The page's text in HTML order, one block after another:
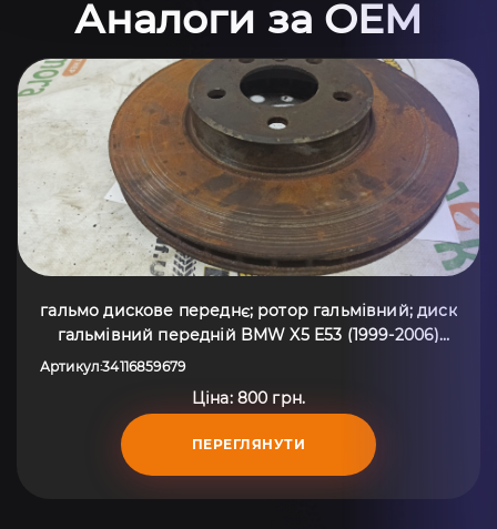
Аналоги за OEM
гальмо дискове переднє; ротор гальмівний; диск
гальмівний передній BMW X5 E53 (1999-2006)
Артикул:34116859679
Ціна: 800 грн.
ПЕРЕГЛЯНУТИ